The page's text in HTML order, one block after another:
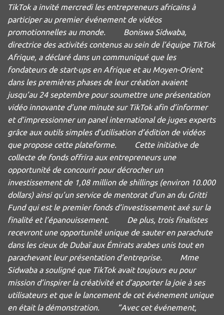
TikTok a invité mercredi les entrepreneurs africains à
participer au premier événement de vidéos
promotionnelles au monde. Boniswa Sidwaba,
directrice des activités contenus au sein de l’équipe TikTok
Afrique, a déclaré dans un communiqué que les
fondateurs de start-ups en Afrique et au Moyen-Orient
dans les premières phases de leur création avaient
jusqu’au 24 septembre pour soumettre une présentation
vidéo innovante d’une minute sur TikTok afin d’informer
et d’impressionner un panel international de juges experts
grâce aux outils simples d’utilisation d’édition de vidéos
que propose cette plateforme. Cette initiative de
collecte de fonds offrira aux entrepreneurs une
opportunité de concourir pour décrocher un
investissement de 1,08 million de shillings (environ 10.000
dollars) ainsi qu’un service de mentorat d’un an du Gritti
Fund qui est le premier fonds d’investissement axé sur la
finalité et l’épanouissement. De plus, trois finalistes
recevront une opportunité unique de sauter en parachute
dans les cieux de Dubaï aux Émirats arabes unis tout en
parachevant leur présentation d’entreprise. Mme
Sidwaba a souligné que TikTok avait toujours eu pour
mission d’inspirer la créativité et d’apporter la joie à ses
utilisateurs et que le lancement de cet événement unique
en était la démonstration. ”Avec cet événement,